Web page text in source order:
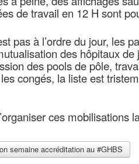
de travail en 12 H sont
pas à l’ordre du jour, les
des hôpitaux
des pools de pôle,
congés, la liste est
ces mobilisations
semaine accréditation au #GHBS